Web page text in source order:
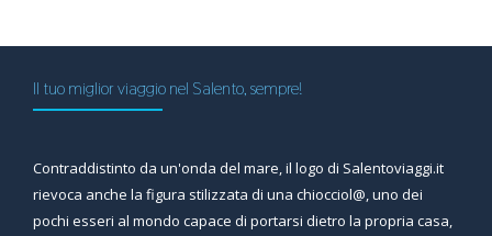
Il tuo miglior viaggio nel Salento, sempre!
Contraddistinto da un'onda del mare, il logo di Salentoviaggi.it
rievoca anche la figura stilizzata di una chiocciol@, uno dei
pochi esseri al mondo capace di portarsi dietro la propria casa,